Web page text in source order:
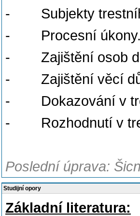
- Subjekty
- Procesní úkony.
- Zajištění osob
- Zajištění věcí
- Dokazování v
- Rozhodnutí v
Poslední úprava:
Studijní opory
Základní literatura: